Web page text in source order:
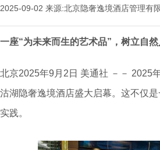
2025-09-02 来源:北京隐奢逸境酒店管理有
一座“为未来而生的艺术品”，树立自
北京2025年9月2日 美通社 －－ 2025
沽湖隐奢逸境酒店盛大启幕。这不仅
实践。